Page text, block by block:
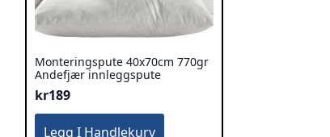
Monteringspute 40x70cm 770gr
Andefjær innleggspute
kr189
Legg I Handlekurv